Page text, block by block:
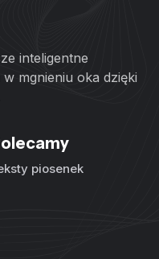
inteligentne
mgnieniu oka dzięki
piosenek